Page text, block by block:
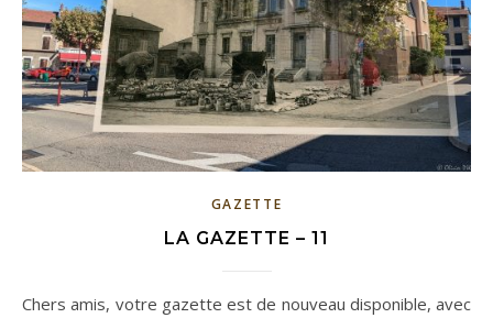
GAZETTE
LA GAZETTE – 11
Chers amis, votre gazette est de nouveau disponible, avec